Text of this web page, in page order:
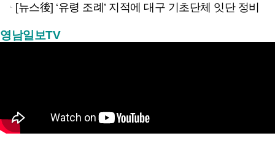
[뉴스後] ‘유령 조례’ 지적에 대구 기초단체 잇단 정비
영남일보TV